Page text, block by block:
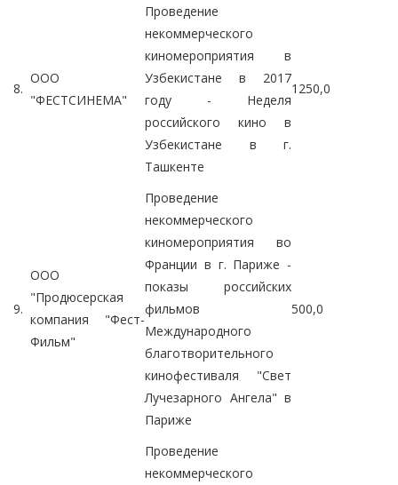
8.
ООО
"ФЕСТСИНЕМА"
Проведение
некоммерческого
киномероприятия в
Узбекистане в 2017
году - Неделя
российского кино в
Узбекистане в г.
Ташкенте
1250,0
9.
ООО
"Продюсерская
компания "Фест-
Фильм"
Проведение
некоммерческого
киномероприятия во
Франции в г. Париже -
показы российских
фильмов
Международного
благотворительного
кинофестиваля "Свет
Лучезарного Ангела" в
Париже
500,0
Проведение
некоммерческого